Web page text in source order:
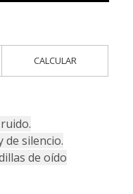
CALCULAR
de silencio.
de oído